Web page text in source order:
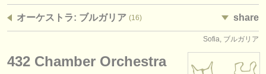
求人情報 (管理者関連の職)
オーケストラ: ブルガリア (16) share
Sofia, ブルガリア
432 Chamber Orchestra